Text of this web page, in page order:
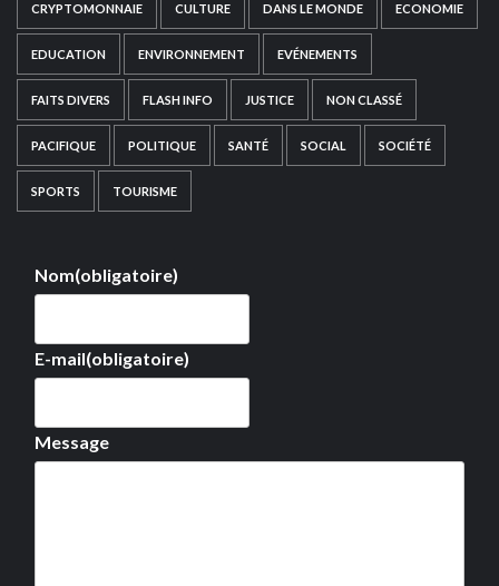
CRYPTOMONNAIE CULTURE DANS LE MONDE ECONOMIE
EDUCATION ENVIRONNEMENT EVÉNEMENTS
FAITS DIVERS FLASH INFO JUSTICE NON CLASSÉ
PACIFIQUE POLITIQUE SANTÉ SOCIAL SOCIÉTÉ
SPORTS TOURISME
Nom(obligatoire)
E-mail(obligatoire)
Message